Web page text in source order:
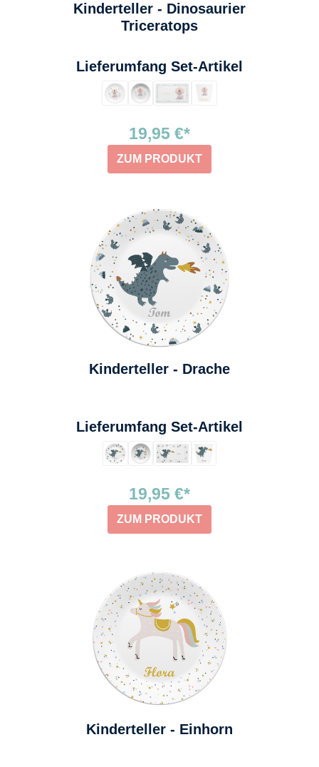
Kinderteller - Dinosaurier
Triceratops
Lieferumfang Set-Artikel
19,95 €*
ZUM PRODUKT
Kinderteller - Drache
Lieferumfang Set-Artikel
19,95 €*
ZUM PRODUKT
Kinderteller - Einhorn